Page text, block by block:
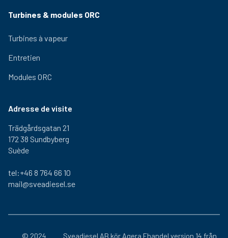
Turbines & modules ORC
Turbines à vapeur
Entretien
Modules ORC
Adresse de visite
Trädgårdsgatan 21
172 38 Sundbyberg
Suède
tel:+46 8 764 66 10
mail@sveadiesel.se
© 2024 Sveadiesel AB kör Agera Ehandel version 14 från